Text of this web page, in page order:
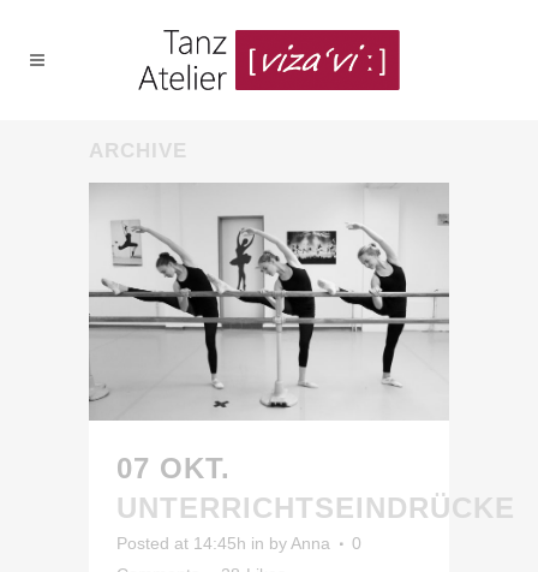
ARCHIVE
07 OKT.
UNTERRICHTSEINDRÜCKE
Posted at 14:45h in byAnna
0